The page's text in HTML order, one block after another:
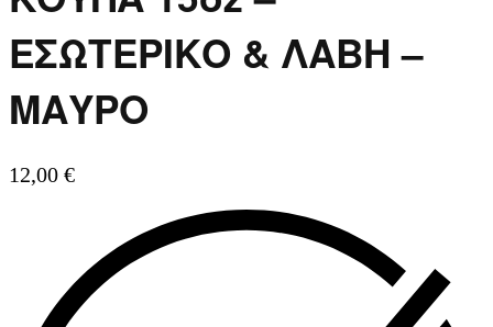
ΕΣΩΤΕΡΙΚΟ & ΛΑΒΗ –
ΜΑΥΡΟ
12,00 €